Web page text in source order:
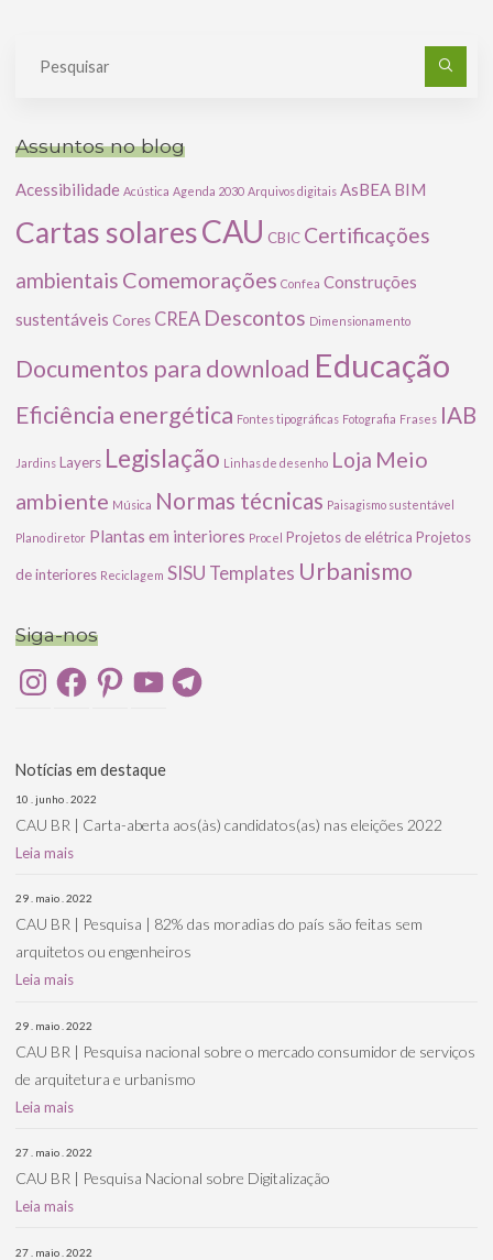
Assuntos no blog
Acessibilidade Acústica Agenda 2030 Arquivos digitais AsBEA BIM
Cartas solaresCAU CBIC Certificações
ambientais Comemorações Confea Construções
sustentáveis Cores CREA Descontos Dimensionamento
Documentos para download Educação
Eficiência energética Fontes tipográficas Fotografia Frases IAB
Jardins Layers Legislação Linhas de desenho Loja Meio
ambiente Música Normas técnicas Paisagismo sustentável
Plano diretor Plantas em interiores Procel Projetos de elétrica Projetos
de interiores Reciclagem SISU Templates Urbanismo
Siga-nos
InstagramFacebookPinterestYouTubeTelegram
Notícias em destaque
10 . junho . 2022
CAU BR | Carta-aberta aos(às) candidatos(as) nas eleições 2022
Leia mais
29 . maio . 2022
CAU BR | Pesquisa | 82% das moradias do país são feitas sem
arquitetos ou engenheiros
Leia mais
29 . maio . 2022
CAU BR | Pesquisa nacional sobre o mercado consumidor de serviços
de arquitetura e urbanismo
Leia mais
27 . maio . 2022
CAU BR | Pesquisa Nacional sobre Digitalização
Leia mais
27 . maio . 2022